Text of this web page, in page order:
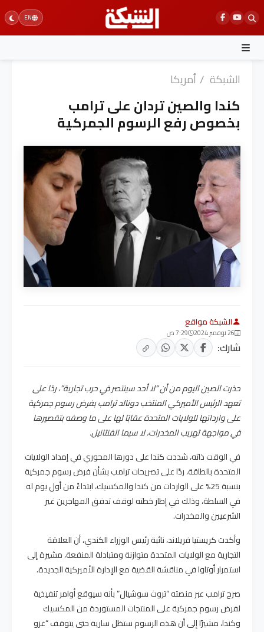
Skip
to
content
EN
الشبكة / أمريكا
كندا والصين تردان على ترامب
بخصوص رفع الرسوم الجمركية
الشبكة مواقع
26 نوفمبر 2024 7:29 ص
شارك:
حذرت الصين اليوم من أن “لا أحد سينتصر في حرب تجارية”، ردًا على
تعهد الرئيس الأميركي المنتخب دونالد ترامب بفرض رسوم جمركية
على وارداتها للولايات المتحدة عقابًا لها على ما وصفه بتقصيرها
في مواجهة تهريب المخدرات، لا سيما الفنتانيل.
في الوقت ذاته، شددت كندا على دورها المحوري في إمداد الولايات
المتحدة بالطاقة، ردًا على تصريحات ترامب بشأن فرض رسوم جمركية
بنسبة 25% على الواردات من كندا والمكسيك، ابتداءً من أول يوم له
في السلطة، وذلك في إطار خطته لوقف تدفق المهاجرين غير
الشرعيين والمخدرات.
وأكدت كريستيا فريلاند، نائبة رئيس الوزراء الكندي، أن العلاقة
التجارية مع الولايات المتحدة متوازنة ومتبادلة المنفعة، مشيرة إلى
استمرار أوتاوا في مناقشة القضية مع الإدارة الأميركية الجديدة.
صرح ترامب عبر منصته “تروث سوشيال” بأنه سيوقع أوامر تنفيذية
لفرض رسوم جمركية على المنتجات المستوردة من المكسيك
وكندا، مشيرًا إلى أن هذه الرسوم ستظل سارية حتى يتوقف “غزو